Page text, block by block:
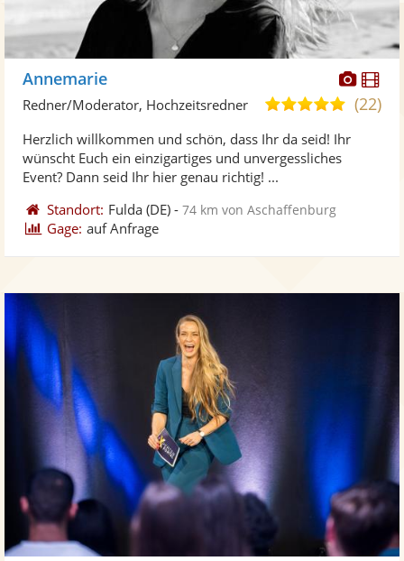
Annemarie
5,0
5
(22)
Redner/Moderator, Hochzeitsredner
Herzlich willkommen und schön, dass Ihr da seid! Ihr
wünscht Euch ein einzigartiges und unvergessliches
Event? Dann seid Ihr hier genau richtig! ...
Standort: Fulda (DE) -74 km von Aschaffenburg
Gage: auf Anfrage